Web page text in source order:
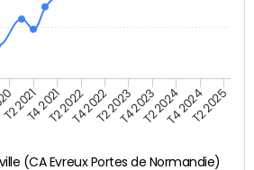
(CA Evreux Portes de Normandie)
T2 2021T4 2021T2 2022T4 2022T2 2023T4 2023T2 2024T4 2024T2 2025